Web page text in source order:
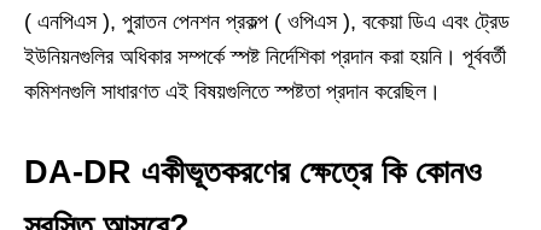
( এনপিএস ), পুরাতন পেনশন প্রকল্প ( ওপিএস ), বকেয়া ডিএ এবং ট্রেড
ইউনিয়নগুলির অধিকার সম্পর্কে স্পষ্ট নির্দেশিকা প্রদান করা হয়নি। পূর্ববর্তী
কমিশনগুলি সাধারণত এই বিষয়গুলিতে স্পষ্টতা প্রদান করেছিল।
DA-DR একীভূতকরণের ক্ষেত্রে কি কোনও